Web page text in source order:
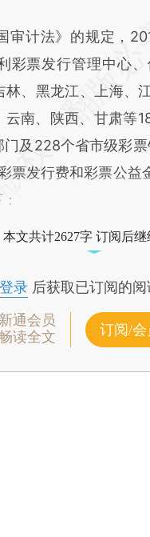
计法》的规定，
彩票发行管理中心
、黑龙江、上海、
南、陕西、甘肃等
门及228个省市级彩
票发行费和彩票公益
本文共计2627字 订阅后
登录后获取已订阅的阅
通会员
读全文
订阅/会